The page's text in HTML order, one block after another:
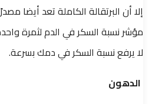
إلا أن البرتقالة الكاملة تعد أيضا
لا يرفع نسبة السكر في دمك بسرعة.
الدهون